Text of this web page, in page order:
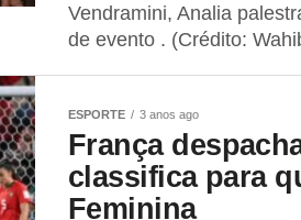
Vendramini, Analia
de evento . (Crédito:
ESPORTE 3 anos ago
França
classifica para
Feminina